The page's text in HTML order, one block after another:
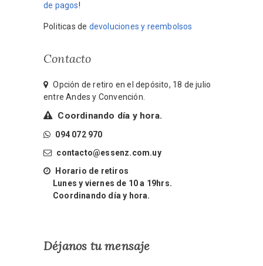
de pagos!
Politicas de devoluciones y reembolsos
Contacto
Opción de retiro en el depósito, 18 de julio
entre Andes y Convención.
Coordinando día y hora.
094 072 970
contacto@essenz.com.uy
Horario de retiros
Lunes y viernes de 10 a 19hrs.
Coordinando día y hora.
Déjanos tu mensaje